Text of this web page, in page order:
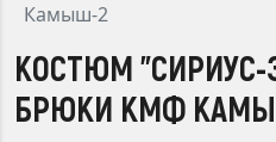
Камыш-2
КОСТЮМ "СИРИУС-
БРЮКИ КМФ